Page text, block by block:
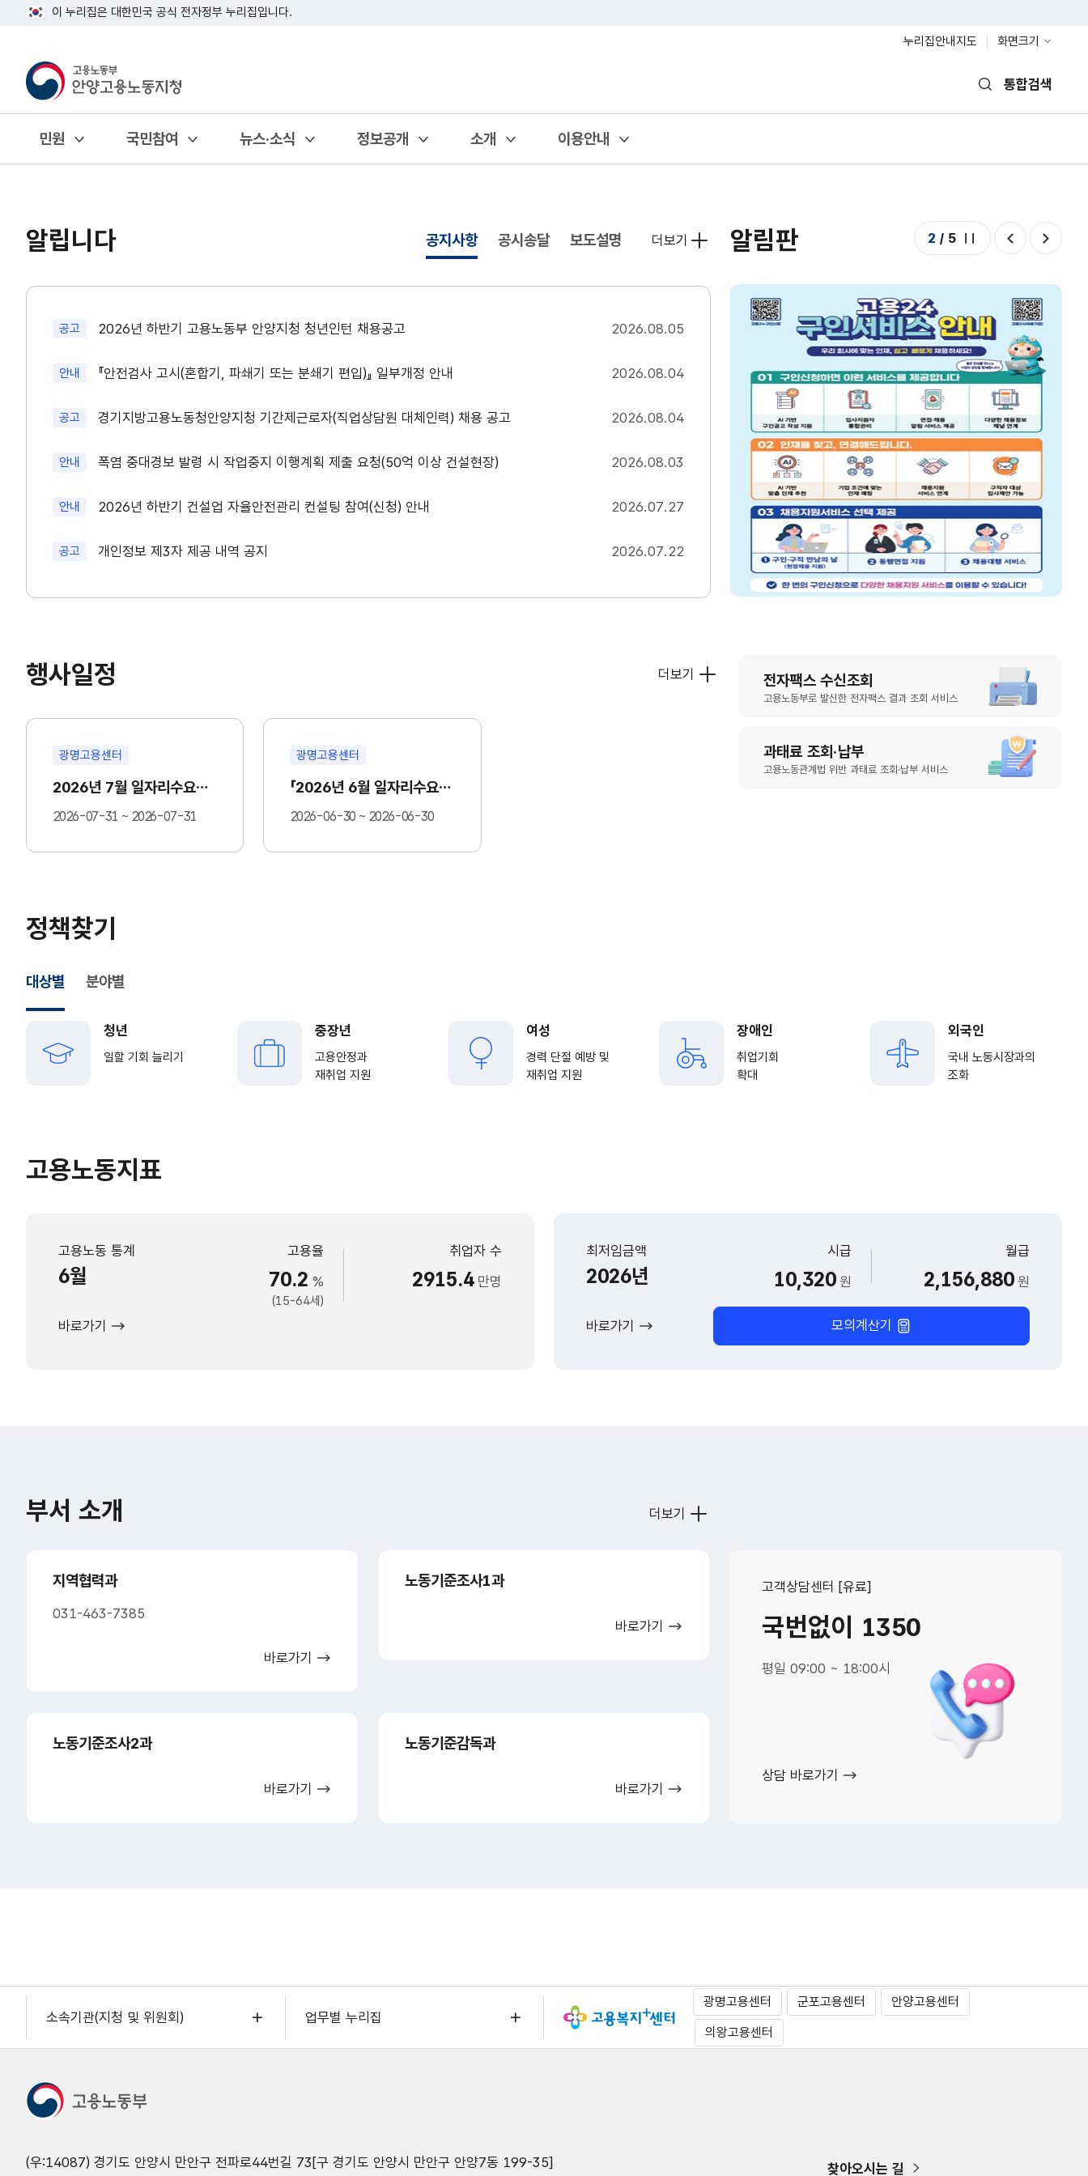
이 누리집은 대한민국 공식 전자정부 누리집입니다.
누리집안내지도
화면크기
통합검색
민원
열기
국민참여
열기
뉴스·소식
열기
정보공개
열기
소개
열기
이용안내
열기
알립니다 공지사항
공고 새글
2026년 하반기 고용노동부 안양지청 청년인턴 채용공고 2026.08.05
안내 새글
『안전검사 고시(혼합기, 파쇄기 또는 분쇄기 편입)』 일부개정 안내 2026.08.04
공고 새글
경기지방고용노동청안양지청 기간제근로자(직업상담원 대체인력) 채용 공고 2026.08.04
안내 새글
폭염 중대경보 발령 시 작업중지 이행계획 제출 요청(50억 이상 건설현장) 2026.08.03
안내 새글
2026년 하반기 건설업 자율안전관리 컨설팅 참여(신청) 안내 2026.07.27
공고 새글
개인정보 제3자 제공 내역 공지 2026.07.22
더보기
공시송달 보도설명 알림판 2 / 5
행사일정
광명고용센터
2026년 7월 일자리수요데이 in 광명
2026-07-31 ~ 2026-07-31
광명고용센터
「2026년 6월 일자리수요데이 in 광명」
2026-06-30 ~ 2026-06-30
더보기 전자팩스 수신조회
고용노동부로 발신한 전자팩스 결과 조회 서비스
과태료 조회·납부
고용노동관계법 위반 과태료 조회·납부 서비스
정책찾기
대상별
청년
일할 기회 늘리기
중장년
고용안정과
재취업 지원
여성
경력 단절 예방 및
재취업 지원
장애인
취업기회
확대
외국인
국내 노동시장과의
조화
분야별
고용노동지표
고용노동 통계
6월
고용율
70.2 %
(15-64세)
취업자 수
2915.4 만명
바로가기
최저임금액
2026년
시급
10,320 원
월급
2,156,880 원
바로가기 모의계산기
부서 소개
지역협력과
031-463-7385
바로가기
노동기준조사1과
바로가기
노동기준조사2과
바로가기
노동기준감독과
바로가기
더보기
고객상담센터 [유료]
국번없이 1350
평일 09:00 ~ 18:00시
상담 바로가기
소속기관(지청 및 위원회) 업무별 누리집
광명고용센터 군포고용센터
안양고용센터
의왕고용센터
(우:14087) 경기도 안양시 만안구 전파로44번길 73[구 경기도 안양시 만안구 안양7동 199-35]
찾아오시는 길